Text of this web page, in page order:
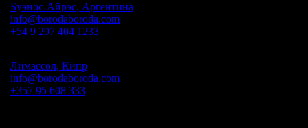
Буэнос-Айрэс, Аргентина
info@borodaboroda.com
+54 9 297 404 1233
Лимассол, Кипр
info@borodaboroda.com
+357 95 608 333